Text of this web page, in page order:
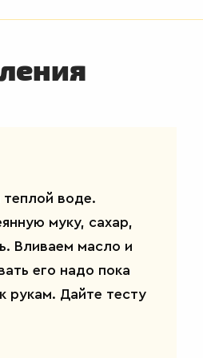
воде.
муку, сахар,
Вливаем масло и
его надо пока
рукам. Дайте тесту